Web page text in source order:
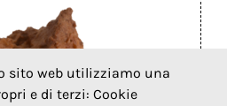
sito web utilizziamo una
e di terzi: Cookie